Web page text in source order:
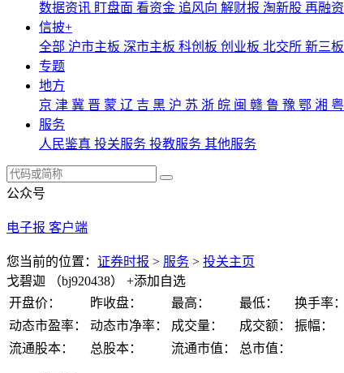
数据资讯 盯盘面 看资金 追风向 解财报 淘新股 再融资
信披+
全部 沪市主板 深市主板 科创板 创业板 北交所 新三板
专题
地方
京 津 冀 晋 蒙 辽 吉 黑 沪 苏 浙 皖 闽 赣 鲁 豫 鄂 湘 粤
服务
人民鉴真 投关服务 投教服务 其他服务
公众号
电子报 客户端
您当前的位置： 证券时报 > 服务 > 投关主页
戈碧迦
（bj920438）
+添加自选
开盘价：
昨收盘： 最高： 最低：
换手率：
动态市盈率：
动态市净率： 成交量： 成交额：
振幅：
流通股本：
总股本： 流通市值： 总市值：